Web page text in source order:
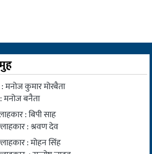
कुमार मोरबैता
मनोज बनैता
: बिपी साह
: श्रवण देव
: मोहन सिंह